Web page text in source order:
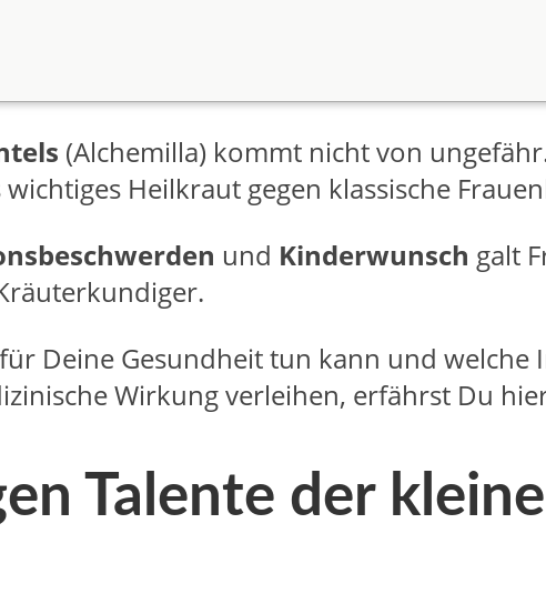
(Alchemilla) kommt nicht von
Heilkraut gegen klassische
und Kinderwunsch galt
Deine Gesundheit tun kann und welche
Wirkung verleihen, erfährst Du
Talente der